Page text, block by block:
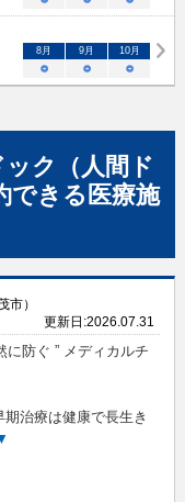
8月 9月 10月
○ ○ ○
ク（人間ド
できる 医療施
市）
更新日:2026.07.31
に防ぐ ” メディカルチ
治療は健康で長生き